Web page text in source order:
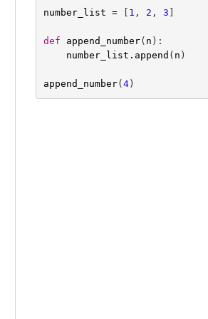
number_list = 1 , 2 , 3
def append_number( n ):
number_list . append ( n )
append_number( 4)